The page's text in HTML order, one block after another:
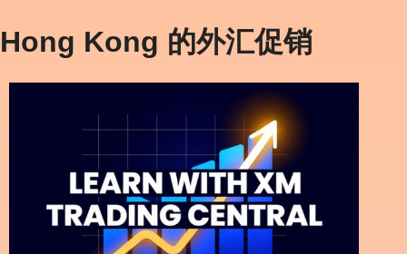
Hong Kong 的外汇促销